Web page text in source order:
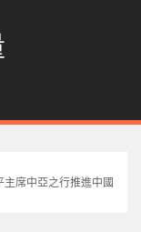
席中亞之行推進中國